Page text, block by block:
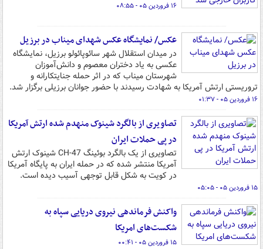
۱۶ فروردین ۰۵ - ۰۸:۵۵
عکس/ نمایشگاه عکس شهدای میناب در برزیل
در میدان استقلال شهر سائوپائولو برزیل، نمایشگاه
عکسی به یاد دختران معصوم و دانش‌آموزان
شهرستان میناب که در اثر حمله جنایتکارانه و
تروریستی ارتش آمریکا به شهادت رسیدند با حضور جوانان برزیلی برگزار شد.
۱۶ فروردین ۰۵ - ۰۱:۳۷
تصاویری از بالگرد شینوک منهدم شده ارتش آمریکا
در پی حملات ایران
تصاویری از یک بالگرد بوئینگ CH-47 شینوک ارتش
آمریکا منتشر شده که در حمله ایران به پایگاه آمریکا
در کویت به شکل قابل توجهی آسیب دیده است.
۱۵ فروردین ۰۵ - ۰۵:۰۵
واکنش فرماندهی نیروی دریایی سپاه به
شکست‌های امریکا
۱۵ فروردین ۰۵ - ۰۰:۴۱